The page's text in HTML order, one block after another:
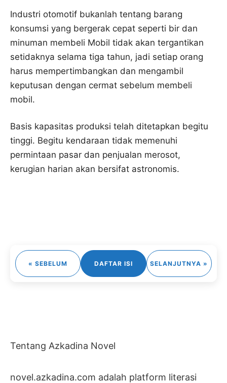
Industri otomotif bukanlah tentang barang
konsumsi yang bergerak cepat seperti bir dan
minuman membeli Mobil tidak akan tergantikan
setidaknya selama tiga tahun, jadi setiap orang
harus mempertimbangkan dan mengambil
keputusan dengan cermat sebelum membeli
mobil.
Basis kapasitas produksi telah ditetapkan begitu
tinggi. Begitu kendaraan tidak memenuhi
permintaan pasar dan penjualan merosot,
kerugian harian akan bersifat astronomis.
« SEBELUM DAFTAR ISI SELANJUTNYA »
Tentang Azkadina Novel
novel.azkadina.com adalah platform literasi